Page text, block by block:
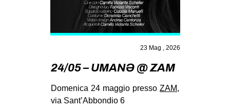
DEGENERAZIONE
GAZA FREESTYLE
CSOA LAMBRETTA
MSM
ZAM
23 Mag , 2026
24/05 – UMANƏ @ ZAM
Domenica 24 maggio presso ZAM,
via Sant’Abbondio 6